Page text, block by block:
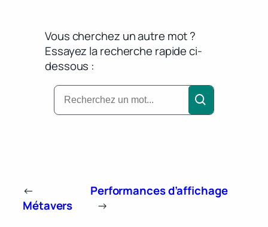
Vous cherchez un autre mot ?
Essayez la recherche rapide ci-
dessous :
←
Métavers
Performances d’affichage
→